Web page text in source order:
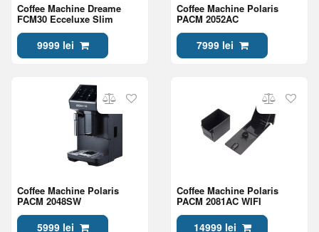
Coffee Machine Dreame
FCM30 Ecceluxe Slim
9999 lei
Coffee Machine Polaris
PACM 2052AC
7999 lei
Coffee Machine Polaris
PACM 2048SW
5999 lei
Coffee Machine Polaris
PACM 2081AC WIFI
14999 lei